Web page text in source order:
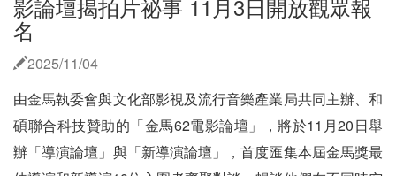
影論壇揭拍片祕事 11月3日開放觀眾報
名
2025/11/04
由金馬執委會與文化部影視及流行音樂產業局共同主辦、和
碩聯合科技贊助的「金馬62電影論壇」，將於11月20日舉
辦「導演論壇」與「新導演論壇」，首度匯集本屆金馬獎最